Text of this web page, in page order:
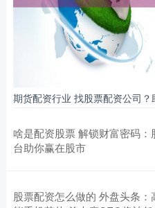
期货配资行业 找股票配资公司
啥是配资股票 解锁财富密码：
台助你赢在股市
股票配资怎么做的 外盘头条：